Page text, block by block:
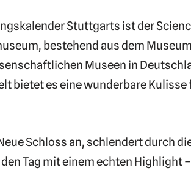
Stuttgarts ist der
bestehend aus dem
Museen in
bietet es eine wunderbare
Schloss an, schlendert durch
Tag mit einem echten Highlight